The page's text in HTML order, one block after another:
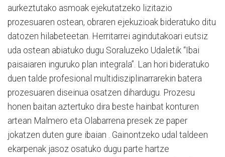
aurkeztutako asmoak ejekutatzeko lizitazio
prozesuaren ostean, obraren ejekuzioak bideratuko ditu
datozen hilabeteetan. Herritarrei agindutakoari eutsiz
uda ostean abiatuko dugu Soraluzeko Udaletik “Ibai
paisaiaren inguruko plan integrala”. Lan hori bideratuko
duen talde profesional multidisziplinarrarekin batera
prozesuaren diseinua osatzen dihardugu. Prozesu
honen baitan aztertuko dira beste hainbat konturen
artean Malmero eta Olabarrena presek ze paper
jokatzen duten gure ibaian . Gainontzeko udal taldeen
ekarpenak jasoz osatuko dugu parte hartze